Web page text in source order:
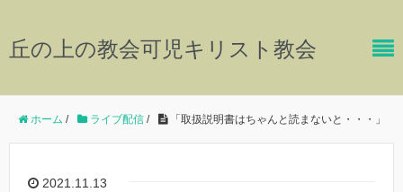
丘の上の教会可児キリスト教会
ホーム / ライブ配信 / 「取扱説明書はちゃんと読まないと・・・」
2021.11.13